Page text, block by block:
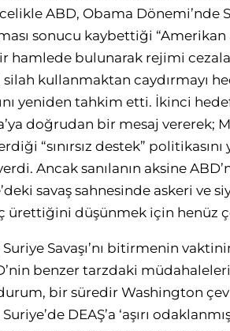
ABD, Obama Dönemi’nde
sonucu kaybettiği
hamlede bulunarak rejimi
kullanmaktan caydırmayı
yeniden tahkim etti. İkinci
doğrudan bir mesaj vererek;
“sınırsız destek”
Ancak sanılanın aksine
savaş sahnesinde askeri ve
ürettiğini düşünmek için henüz
Suriye Savaşı’nı bitirmenin
benzer tarzdaki
bir süredir Washington
DEAŞ’a ‘aşırı